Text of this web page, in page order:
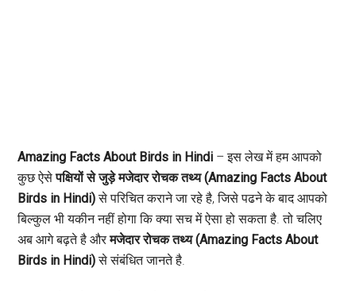
Amazing Facts About Birds in Hindi – इस लेख में हम आपको
कुछ ऐसेपक्षियों से जुड़े मजेदार रोचक तथ्य (Amazing Facts About
Birds in Hindi)से परिचित कराने जा रहे है, जिसे पढने के बाद आपको
बिल्कुल भी यकीन नहीं होगा कि क्या सच में ऐसा हो सकता है. तो चलिए
अब आगे बढ़ते है औरमजेदार रोचक तथ्य (Amazing Facts About
Birds in Hindi)से संबंधित जानते है.